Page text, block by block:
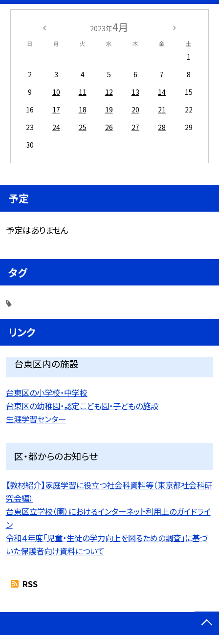
2023年4月
日 月 火 水 木 金 土
1
2
3 4 5 6 7
8
9
10 11 12 13 14
15
16
17 18 19 20 21
22
23
24 25 26 27 28
29
30
予定
予定はありません
タグ
リンク
台東区内の施設
台東区の小学校・中学校
台東区の幼稚園・認定こども園・子どもの施設
生涯学習センター
区・都からのお知らせ
【教材紹介】家庭学習に役立つ社会科資料等（東京都社会科研
究会編）
台東区立学校（園）におけるインターネット利用上のガイドライ
ン
令和４年度「児童・生徒の学力向上を図るための調査」に基づ
いた保護者向け資料について
RSS